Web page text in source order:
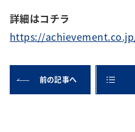
詳細はコチラ
https://
前の記事へ